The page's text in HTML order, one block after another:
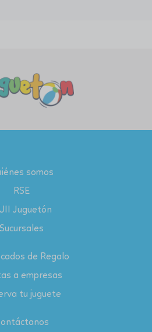
somos
RSE
Juguetón
Sucursales
de Regalo
a empresas
tu juguete